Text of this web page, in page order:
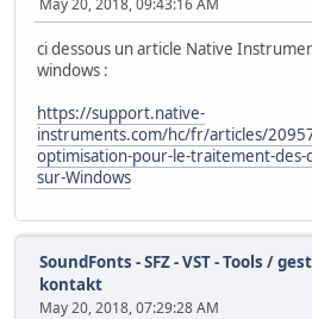
May 20, 2018, 09:43:16 AM
ci dessous un article Native
windows :
https://support.native-
instruments.com/hc/fr/articles/
optimisation-pour-le-traitement-des-
sur-Windows
SoundFonts - SFZ - VST - Tools /
kontakt
May 20, 2018, 07:29:28 AM